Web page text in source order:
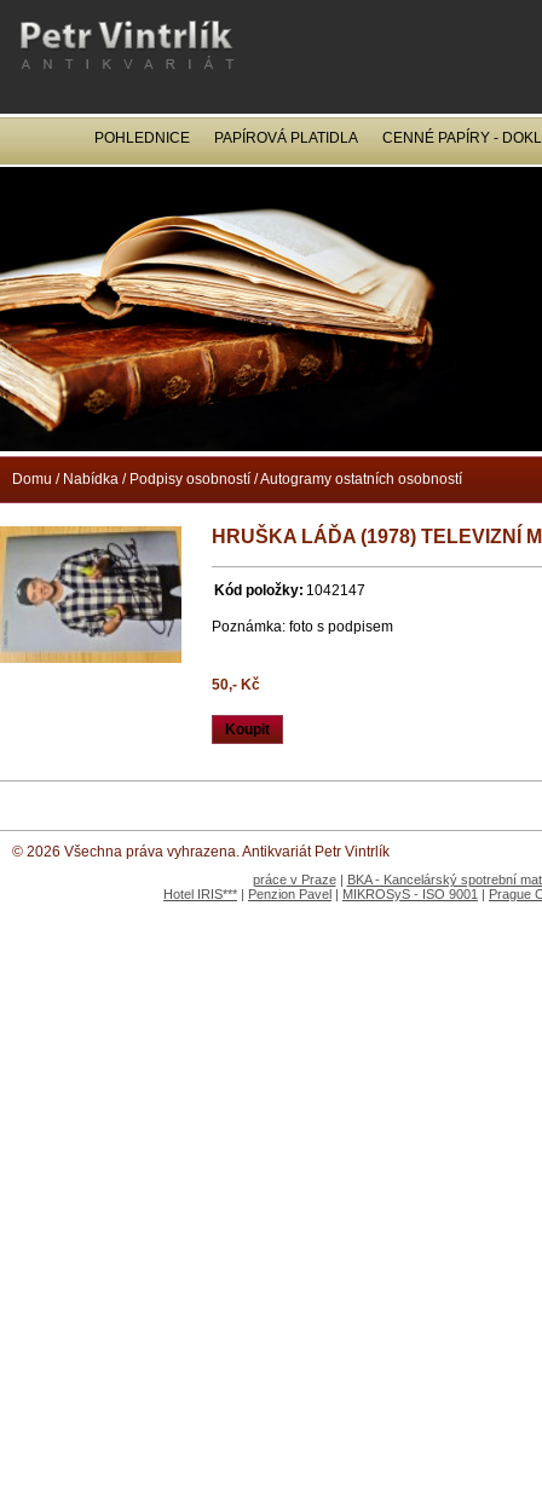
HRUŠKA LÁĎA (1978) TELEVIZNÍ
Kód položky: 1042147
Poznámka: foto s podpisem
50,- Kč
Koupit
POHLEDNICE PAPÍROVÁ PLATIDLA CENNÉ PAPÍRY -
Domu / Nabídka / Podpisy osobností /Autogramy ostatních osobností
© 2026 Všechna práva vyhrazena. Antikvariát Petr Vintrlík
práce v Praze | BKA - Kancelárský spotrební
Hotel IRIS*** | Penzion Pavel | MIKROSyS - ISO 9001 | Prague